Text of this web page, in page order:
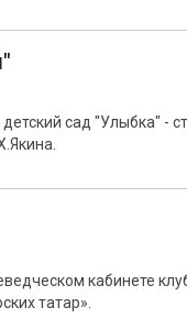
сад "Улыбка" -
кабинете
татар».